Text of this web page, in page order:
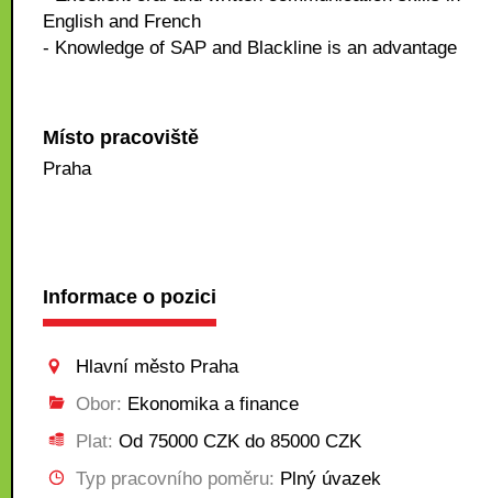
English and French
- Knowledge of SAP and Blackline is an advantage
Místo pracoviště
Praha
Informace o pozici
Hlavní město Praha
Obor: Ekonomika a finance
Plat: Od 75000 CZK do 85000 CZK
Typ pracovního poměru: Plný úvazek